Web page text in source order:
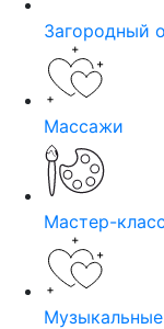
Загородный
Массажи
Мастер-класс
Музыкальные